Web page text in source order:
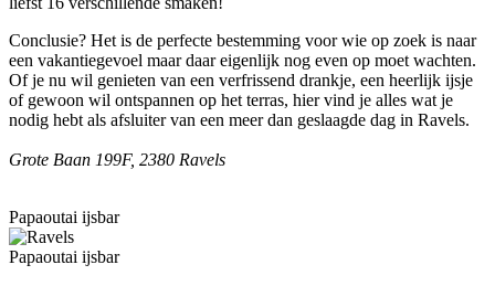
Conclusie? Het is de perfecte bestemming voor wie op zoek is naar
een vakantiegevoel maar daar eigenlijk nog even op moet wachten.
Of je nu wil genieten van een verfrissend drankje, een heerlijk ijsje
of gewoon wil ontspannen op het terras, hier vind je alles wat je
nodig hebt als afsluiter van een meer dan geslaagde dag in Ravels.
Grote Baan 199F, 2380 Ravels
Papaoutai ijsbar
Papaoutai ijsbar